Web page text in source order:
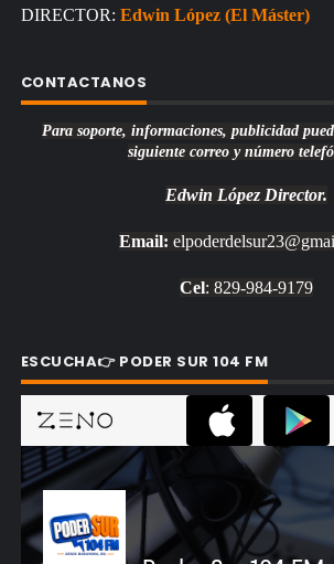
DIRECTOR: Edwin López (El Máster)
CONTACTANOS
Para soporte, informaciones, publicidad
siguiente correo y número
Edwin López Director.
Email:
Cel: 829-984-9179
ESCUCHA👉 PODER SUR 104 FM